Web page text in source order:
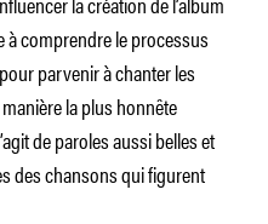
à comprendre le processus
parvenir à chanter les
la plus honnête
de paroles aussi belles et
des chansons qui figurent